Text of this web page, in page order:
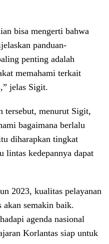
bisa mengerti bahwa
panduan-
penting adalah
memahami terkait
jelas Sigit.
tersebut, menurut Sigit,
bagaimana berlalu
diharapkan tingkat
lintas kedepannya dapat
2023, kualitas pelayanan
semakin baik.
agenda nasional
Korlantas siap untuk